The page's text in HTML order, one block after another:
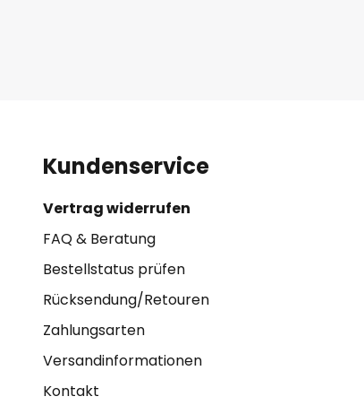
Kundenservice
Vertrag widerrufen
FAQ & Beratung
Bestellstatus prüfen
Rücksendung/Retouren
Zahlungsarten
Versandinformationen
Kontakt